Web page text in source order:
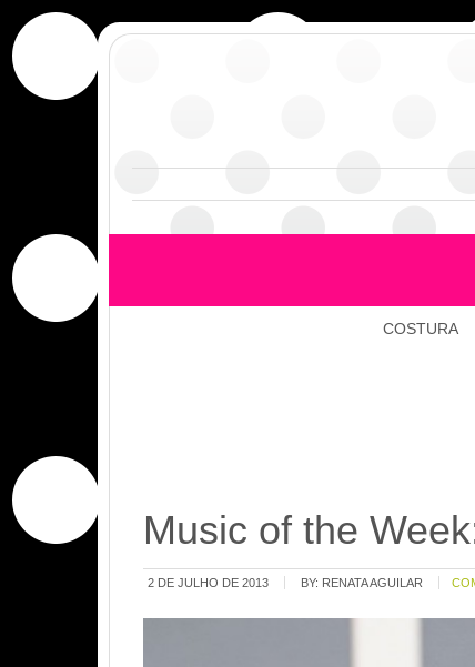
COSTURA
Music of the
2 DE JULHO DE 2013 BY: RENATA AGUILAR